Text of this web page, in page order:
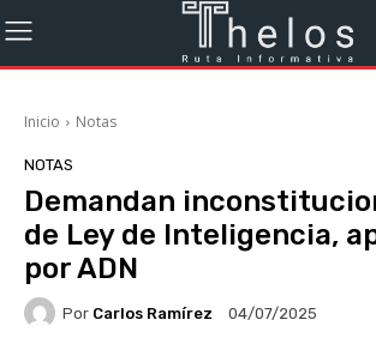
Inicio Notas
NOTAS
Demandan
de Ley de Inteligencia,
por ADN
Por Carlos Ramírez 04/07/2025